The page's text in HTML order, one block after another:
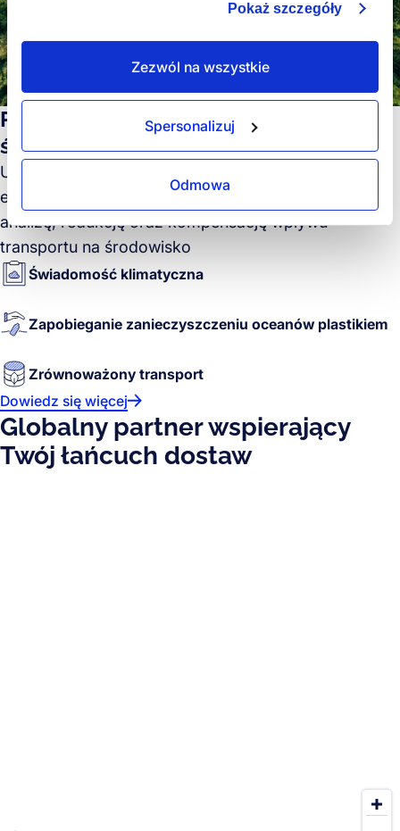
Pokaż szczegóły
Zezwól na wszystkie
Spersonalizuj
Odmowa
Rozwiązania logistyczne z troską o
środowisko
Usługi zrównoważonego rozwoju Forto są
ekonomiczne i proste do wdrożenia. Umożliwiają
analizę, redukcję oraz kompensację wpływu
transportu na środowisko
Świadomość klimatyczna
Zapobieganie zanieczyszczeniu oceanów plastikiem
Zrównoważony transport
Dowiedz się więcej
Globalny partner wspierający
Twój łańcuch dostaw